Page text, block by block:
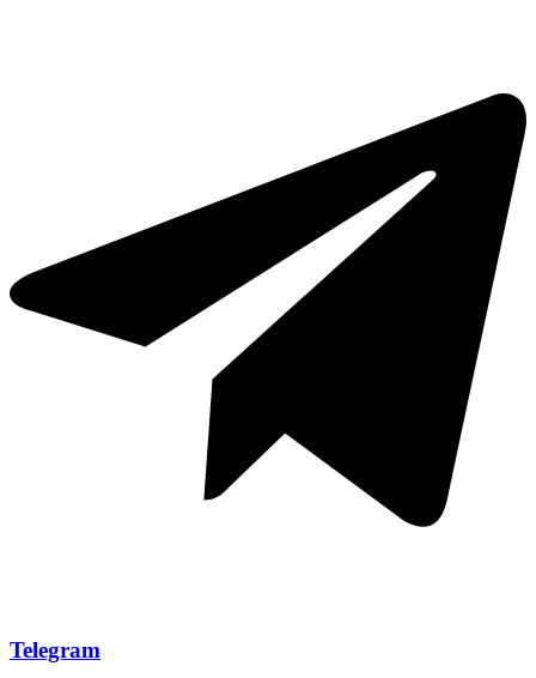
Telegram